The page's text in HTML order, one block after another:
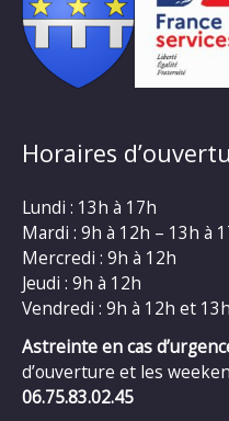
Horaires
Lundi : 13h à 17h
Mardi : 9h à 12h – 13h à
Mercredi : 9h à 12h
Jeudi : 9h à 12h
Vendredi : 9h à 12h et
Astreinte en cas
d’ouverture et les
06.75.83.02.45